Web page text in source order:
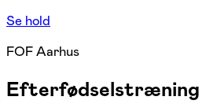
Se hold
FOF Aarhus
Efterfødselstræning